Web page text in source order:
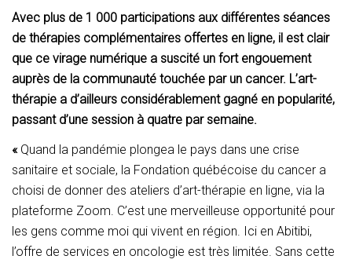
Avec plus de 1 000 participations aux différentes séances
de thérapies complémentaires offertes en ligne, il est clair
que ce virage numérique a suscité un fort engouement
auprès de la communauté touchée par un cancer. L’art-
thérapie a d’ailleurs considérablement gagné en popularité,
passant d’une session à quatre par semaine.
«Quand la pandémie plongea le pays dans une crise
sanitaire et sociale, la Fondation québécoise du cancer a
choisi de donner des ateliers d’art-thérapie en ligne, via la
plateforme Zoom. C’est une merveilleuse opportunité pour
les gens comme moi qui vivent en région. Ici en Abitibi,
l’offre de services en oncologie est très limitée. Sans cette